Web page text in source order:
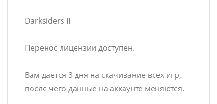
Darksiders II
Перенос лицензии доступен.
Вам дается 3 дня на скачивание всех игр,
после чего данные на аккаунте меняются.